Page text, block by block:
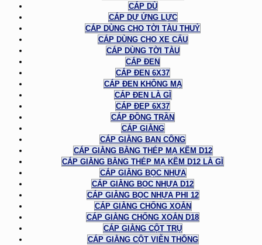
CÁP DÙ
CÁP DỰ ỨNG LỰC
CÁP DÙNG CHO TỜI TÀU THUỶ
CÁP DÙNG CHO XE CẨU
CÁP DÙNG TỜI TÀU
CÁP ĐEN
CÁP ĐEN 6X37
CÁP ĐEN KHÔNG MẠ
CÁP ĐEN LÀ GÌ
CÁP ĐEP 6X37
CÁP ĐỒNG TRẦN
CÁP GIẰNG
CÁP GIẰNG BAN CÔNG
CÁP GIẰNG BẰNG THÉP MẠ KẼM D12
CÁP GIẰNG BẰNG THÉP MẠ KẼM D12 LÀ GÌ
CÁP GIẰNG BỌC NHỰA
CÁP GIẰNG BỌC NHỰA D12
CÁP GIẰNG BỌC NHỰA PHI 12
CÁP GIẰNG CHỐNG XOẮN
CÁP GIẰNG CHỐNG XOẮN D18
CÁP GIẰNG CỘT TRỤ
CÁP GIẰNG CỘT VIỄN THÔNG